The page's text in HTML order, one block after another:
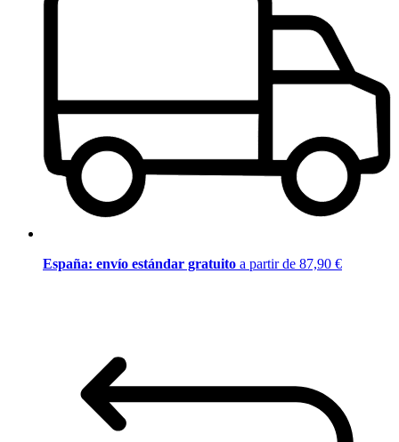
España: envío estándar gratuito a partir de 87,90 €